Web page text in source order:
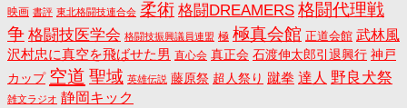
映画 書評 東北格闘技連合会 柔術 格闘DREAMERS 格闘代理戦
争 格闘技医学会 格闘技振興議員連盟 極 極真会館 正道会館 武林風
沢村忠に真空を飛ばせた男 直心会 真正会 石渡伸太郎引退興行 神戸
カップ 空道 聖域 英雄伝説 藤原祭 超人祭り 蹴拳 達人 野良犬祭
雑文ラジオ 静岡キック